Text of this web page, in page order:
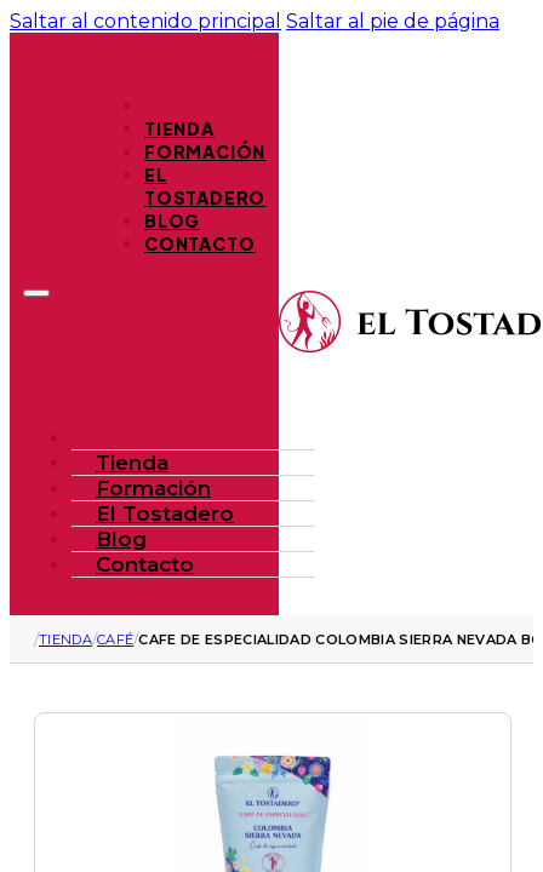
Saltar al contenido principal Saltar al pie de página
TIENDA
FORMACIÓN
EL
TOSTADERO
BLOG
CONTACTO
Tienda
Formación
El Tostadero
Blog
Contacto
/TIENDA/CAFÉ/CAFE DE ESPECIALIDAD COLOMBIA SIERRA NEVADA